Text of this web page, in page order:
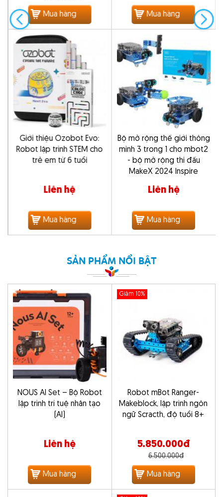
Mua hàng
Giới thiệu Ozobot Evo:
Robot lập trình STEM cho
trẻ em từ 6 tuổi
Liên hệ
Mua hàng
Mua hàng
Bộ mở rộng thế giới thông
minh 3 trong 1 cho mbot2
- bộ mở rộng thi đấu
MakeX 2024 Inspire
Liên hệ
Mua hàng
SẢN PHẨM NỔI BẬT
NOUS AI Set – Bộ Robot
lập trình trí tuệ nhân tạo
(AI)
Liên hệ
Mua hàng
Robot mBot Ranger-
Makeblock, lập trình ngôn
ngữ Scracth, độ tuổi 8+
5.850.000đ
6.500.000đ
Giảm 10%
Mua hàng